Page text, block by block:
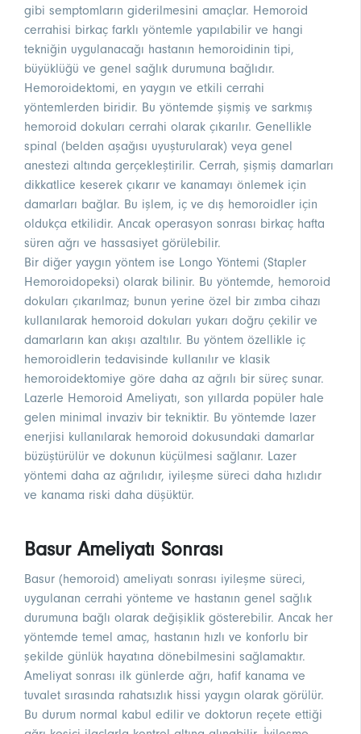
gibi semptomların giderilmesini amaçlar. Hemoroid
cerrahisi birkaç farklı yöntemle yapılabilir ve hangi
tekniğin uygulanacağı hastanın hemoroidinin tipi,
büyüklüğü ve genel sağlık durumuna bağlıdır.
Hemoroidektomi, en yaygın ve etkili cerrahi
yöntemlerden biridir. Bu yöntemde şişmiş ve sarkmış
hemoroid dokuları cerrahi olarak çıkarılır. Genellikle
spinal (belden aşağısı uyuşturularak) veya genel
anestezi altında gerçekleştirilir. Cerrah, şişmiş damarları
dikkatlice keserek çıkarır ve kanamayı önlemek için
damarları bağlar. Bu işlem, iç ve dış hemoroidler için
oldukça etkilidir. Ancak operasyon sonrası birkaç hafta
süren ağrı ve hassasiyet görülebilir.
Bir diğer yaygın yöntem ise Longo Yöntemi (Stapler
Hemoroidopeksi) olarak bilinir. Bu yöntemde, hemoroid
dokuları çıkarılmaz; bunun yerine özel bir zımba cihazı
kullanılarak hemoroid dokuları yukarı doğru çekilir ve
damarların kan akışı azaltılır. Bu yöntem özellikle iç
hemoroidlerin tedavisinde kullanılır ve klasik
hemoroidektomiye göre daha az ağrılı bir süreç sunar.
Lazerle Hemoroid Ameliyatı, son yıllarda popüler hale
gelen minimal invaziv bir tekniktir. Bu yöntemde lazer
enerjisi kullanılarak hemoroid dokusundaki damarlar
büzüştürülür ve dokunun küçülmesi sağlanır. Lazer
yöntemi daha az ağrılıdır, iyileşme süreci daha hızlıdır
ve kanama riski daha düşüktür.
Basur Ameliyatı Sonrası
Basur (hemoroid) ameliyatı sonrası iyileşme süreci,
uygulanan cerrahi yönteme ve hastanın genel sağlık
durumuna bağlı olarak değişiklik gösterebilir. Ancak her
yöntemde temel amaç, hastanın hızlı ve konforlu bir
şekilde günlük hayatına dönebilmesini sağlamaktır.
Ameliyat sonrası ilk günlerde ağrı, hafif kanama ve
tuvalet sırasında rahatsızlık hissi yaygın olarak görülür.
Bu durum normal kabul edilir ve doktorun reçete ettiği